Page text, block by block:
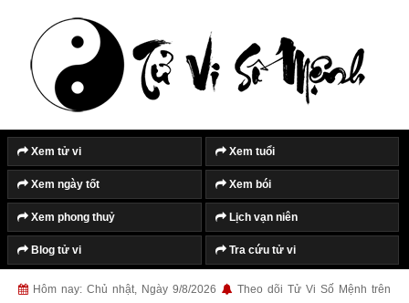
Xem tử vi Xem tuổi
Xem ngày tốt Xem bói
Xem phong thuỷ Lịch vạn niên
Blog tử vi Tra cứu tử vi
Hôm nay: Chủ nhật, Ngày 9/8/2026 Theo dõi Tử Vi Số Mệnh trên